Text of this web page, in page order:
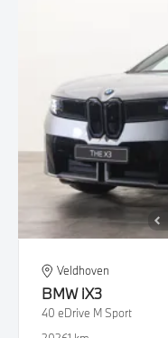
Veldhoven
BMW iX3
40 eDrive M Sport